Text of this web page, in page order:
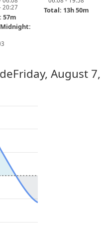
20:27
57m
Total: 13h 50m
Friday, August 7,